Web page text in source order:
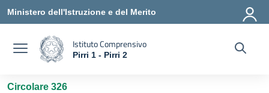
Vai ai contenuti
Vai al menu di navigazione
Vai al footer
Ministero dell'Istruzione e del Merito
Istituto Comprensivo
Pirri 1 - Pirri 2
Circolare 326